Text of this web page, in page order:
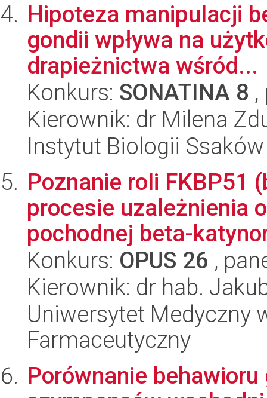
Hipoteza manipulacji
gondii wpływa na
drapieżnictwa wśród...
Konkurs: SONATINA 8
Kierownik: dr Milena
Instytut Biologii Ssaków
Poznanie roli FKBP51
procesie uzależnienia
pochodnej beta-
Konkurs: OPUS 26 ,
Kierownik: dr hab.
Uniwersytet Medyczny
Farmaceutyczny
Porównanie